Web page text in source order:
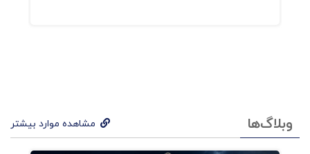
وبلاگ‌ها مشاهده موارد بیشتر